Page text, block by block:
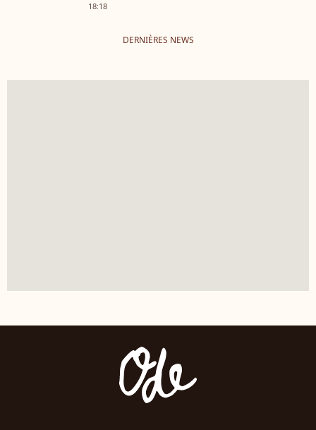
18:18
DERNIÈRES NEWS